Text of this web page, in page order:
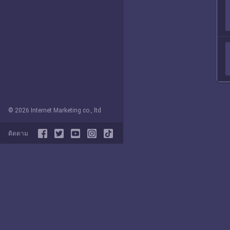
© 2026 Internet Marketing co., ltd
ติดตาม